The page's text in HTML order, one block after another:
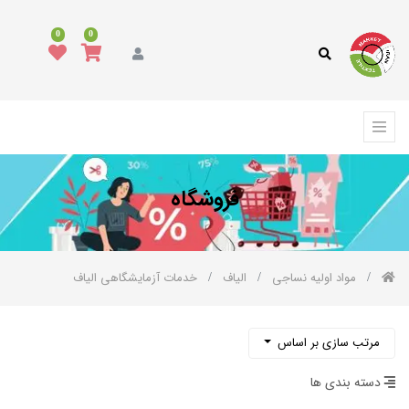
0
0
فروشگاه
مواد اولیه نساجی الیاف خدمات آزمایشگاهی الیاف
مرتب سازی بر اساس
دسته بندی ها
دسته
بندی
همه
کالاها